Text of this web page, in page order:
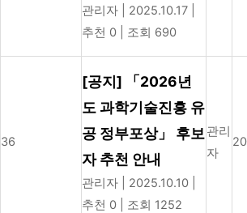
관리자 2025.10.17
추천 0
조회 690
36
[공지] 「2026년
도 과학기술진흥 유
공 정부포상」 후보
자 추천 안내
관리자 2025.10.10
추천 0
조회 1252
관리
자